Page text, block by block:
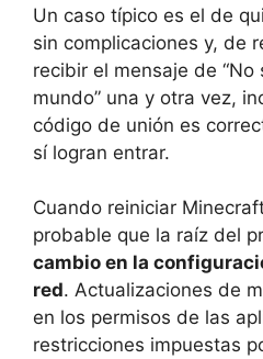
Un caso típico es el de
sin complicaciones y, de
recibir el mensaje de
mundo” una y otra vez,
código de unión es
sí logran entrar.
Cuando reiniciar
probable que la raíz del
cambio en la
red. Actualizaciones de
en los permisos de las
restricciones impuestas